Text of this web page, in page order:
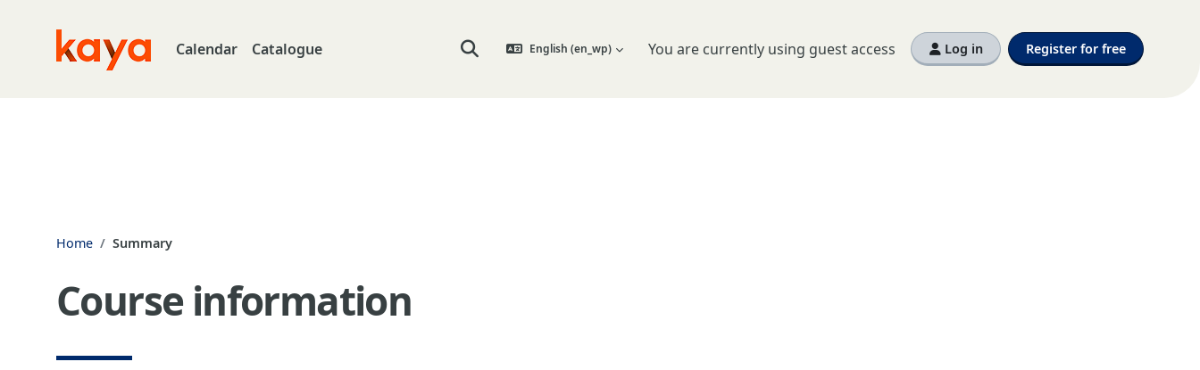
Go to home Calendar Catalogue Toggle search input
English ‎(en_wp)‎ You are currently using guest access Log in Register for free
Home Summary
Course information